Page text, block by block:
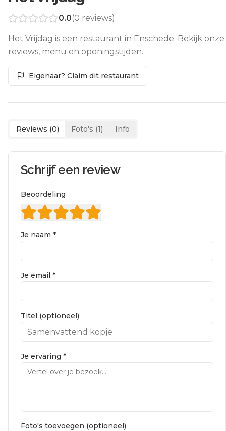
0.0(0 reviews)
Het Vrijdag is een restaurant in Enschede. Bekijk onze
reviews, menu en openingstijden.
Eigenaar? Claim dit restaurant
Reviews (0) Foto's (1) Info
Schrijf een review
Beoordeling
Je naam *
Je email *
Titel (optioneel)
Je ervaring *
Foto's toevoegen (optioneel)